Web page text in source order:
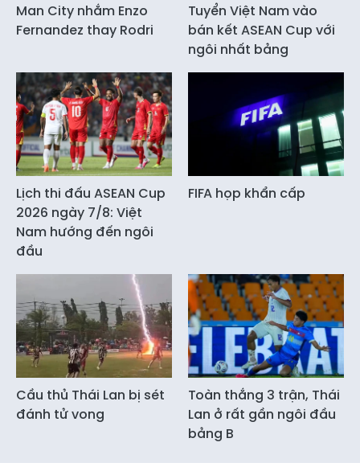
Man City nhắm Enzo
Fernandez thay Rodri
Tuyển Việt Nam vào
bán kết ASEAN Cup với
ngôi nhất bảng
Lịch thi đấu ASEAN Cup
2026 ngày 7/8: Việt
Nam hướng đến ngôi
đầu
FIFA họp khẩn cấp
Cầu thủ Thái Lan bị sét
đánh tử vong
Toàn thắng 3 trận, Thái
Lan ở rất gần ngôi đầu
bảng B